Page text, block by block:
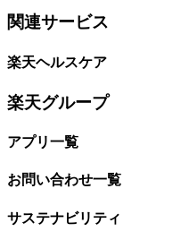
関連サービス
楽天ヘルスケア
楽天グループ
アプリ一覧
お問い合わせ一覧
サステナビリティ